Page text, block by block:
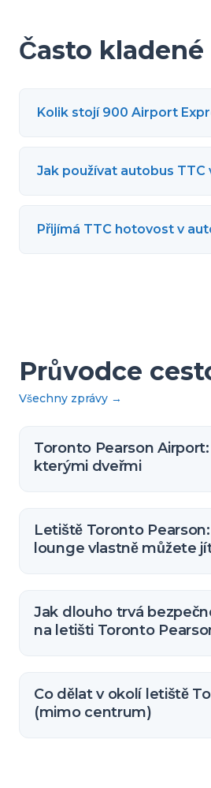
Často
Kolik stojí 900 Airport
Jak používat autobus TTC
Přijímá TTC hotovost v
Průvodce
Všechny zprávy →
Toronto Pearson
kterými dveřmi
Letiště Toronto
lounge vlastně můžete
Jak dlouho trvá
na letišti Toronto
Co dělat v okolí letiště
(mimo centrum)